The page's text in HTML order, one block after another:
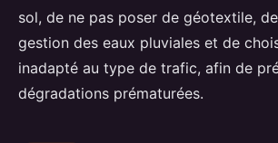
sol, de ne pas poser de géotextile,
gestion des eaux pluviales et de
inadapté au type de trafic, afin de
dégradations prématurées.